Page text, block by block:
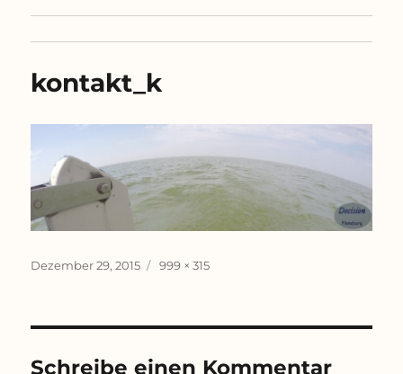
kontakt_k
Veröffentlicht
Dezember 29, 2015 Originalgröße
999 × 315
Schreibe einen Kommentar